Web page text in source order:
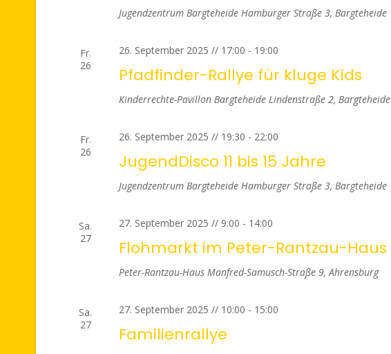
Jugendzentrum Bargteheide Hamburger Straße 3, Bargteheide
Fr.
26
26. September 2025 // 17:00 - 19:00
Pfadfinder-Rallye für kluge Kids
Kinderrechte-Pavillon Bargteheide Lindenstraße 2, Bargteheide
Fr.
26
26. September 2025 // 19:30 - 22:00
JugendDisco 11 bis 15 Jahre
Jugendzentrum Bargteheide Hamburger Straße 3, Bargteheide
Sa.
27
27. September 2025 // 9:00 - 14:00
Flohmarkt im Peter-Rantzau-Haus
Peter-Rantzau-Haus Manfred-Samusch-Straße 9, Ahrensburg
Sa.
27
27. September 2025 // 10:00 - 15:00
Familienrallye